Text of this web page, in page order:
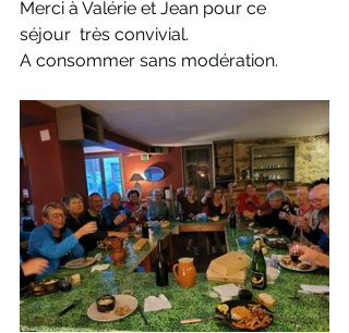
Merci à Valérie et Jean pour ce
séjour  très convivial.
A consommer sans modération.